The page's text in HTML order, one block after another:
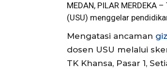
MEDAN, PILAR
(USU) menggelar
Mengatasi ancaman
dosen USU melalui
TK Khansa, Pasar 1,